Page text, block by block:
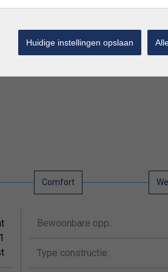
vierde verdiep : nachthal met
en lavabo - afzonderlijk toilet.
Comfort
Bewoonbare opp.:
Type constructie:
Huidige instellingen opslaan